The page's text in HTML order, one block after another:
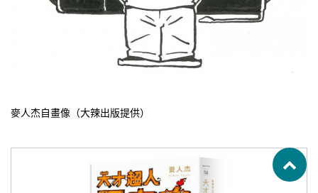
麥人杰自畫像（大辣出版提供）